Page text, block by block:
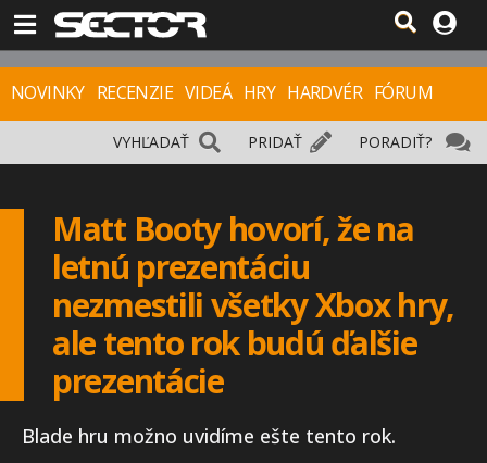
NOVINKY RECENZIE VIDEÁ HRY HARDVÉR FÓRUM
PORADIŤ?
PRIDAŤ
VYHĽADAŤ
Matt Booty hovorí, že na
letnú prezentáciu
nezmestili všetky Xbox hry,
ale tento rok budú ďalšie
prezentácie
Blade hru možno uvidíme ešte tento rok.